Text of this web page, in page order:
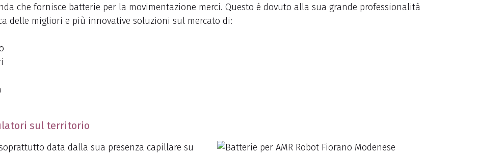
che fornisce batterie per la movimentazione merci. Questo è dovuto alla sua grande professionalità
delle migliori e più innovative soluzioni sul mercato di:
sul territorio
data dalla sua presenza capillare su